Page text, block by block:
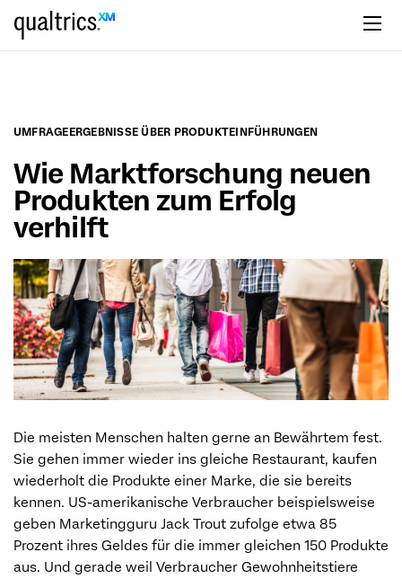
zum Hauptinhalt springen
UMFRAGEERGEBNISSE ÜBER PRODUKTEINFÜHRUNGEN
Wie Marktforschung neuen
Produkten zum Erfolg
verhilft
Die meisten Menschen halten gerne an Bewährtem fest.
Sie gehen immer wieder ins gleiche Restaurant, kaufen
wiederholt die Produkte einer Marke, die sie bereits
kennen. US-amerikanische Verbraucher beispielsweise
geben Marketingguru Jack Trout zufolge etwa 85
Prozent ihres Geldes für die immer gleichen 150 Produkte
aus. Und gerade weil Verbraucher Gewohnheitstiere